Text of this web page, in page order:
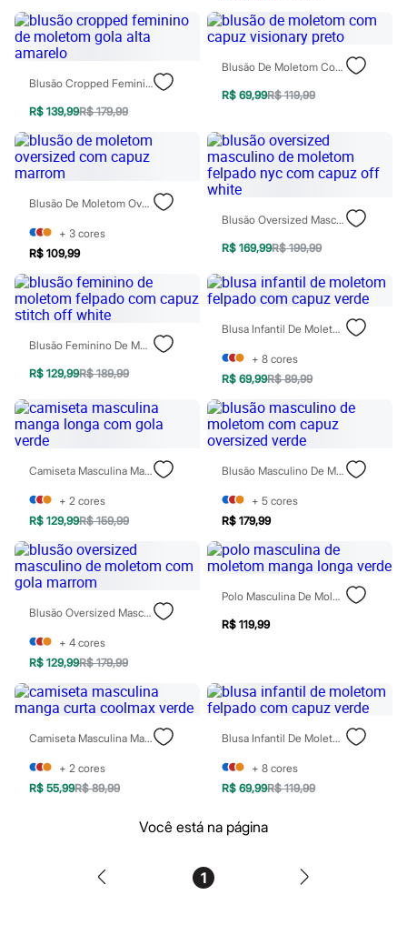
Esfoliante
Hidratante
Protetor solar
Tônicos
Maquiagens
Base
Batom
Corretivo
Gloss
Pó facial
Al Wataniah
Banderas
Beleza C&A
Boca Rosa
Bruna Tavares
Carolina Herrera
Ciclo
Fran by Franciny Ehlke
Jean Paul Gaultier
Lancôme
Mari Maria
Niina Secrets
Océane
Payot
Real Techniques
Vult
Perfumes
Perfumes infantis
Perfumes masculinos
Todos os produtos
Novidades
Blusas
Calças
Casacos e Jaquetas
Jeans
Saias
Shorts e Bermudas
T-shirt
Vestidos
Acessórios
Alfaiataria
Calçados
Blusão Cropped Feminino De Moletom Gola Alta Amarelo
R$ 139,99R$ 179,99
Blusão De Moletom Com Capuz Visionary Preto
R$ 69,99R$ 119,99
Blusão De Moletom Oversized Com Capuz Marrom
+ 3 cores
R$ 109,99
Blusão Oversized Masculino De Moletom Felpado Nyc Com Capuz Off White
R$ 169,99R$ 199,99
Blusão Feminino De Moletom Felpado Com Capuz Stitch Off White
R$ 129,99R$ 189,99
Blusa Infantil De Moletom Felpado Com Capuz Verde
+ 8 cores
R$ 69,99R$ 89,99
Camiseta Masculina Manga Longa Com Gola Verde
+ 2 cores
R$ 129,99R$ 159,99
Blusão Masculino De Moletom Com Capuz Oversized Verde
+ 5 cores
R$ 179,99
Blusão Oversized Masculino De Moletom Com Gola Marrom
+ 4 cores
R$ 129,99R$ 179,99
Polo Masculina De Moletom Manga Longa Verde
R$ 119,99
Camiseta Masculina Manga Curta Coolmax Verde
+ 2 cores
R$ 55,99R$ 89,99
Blusa Infantil De Moletom Felpado Com Capuz Verde
+ 8 cores
R$ 69,99R$ 119,99
Você está na página
1